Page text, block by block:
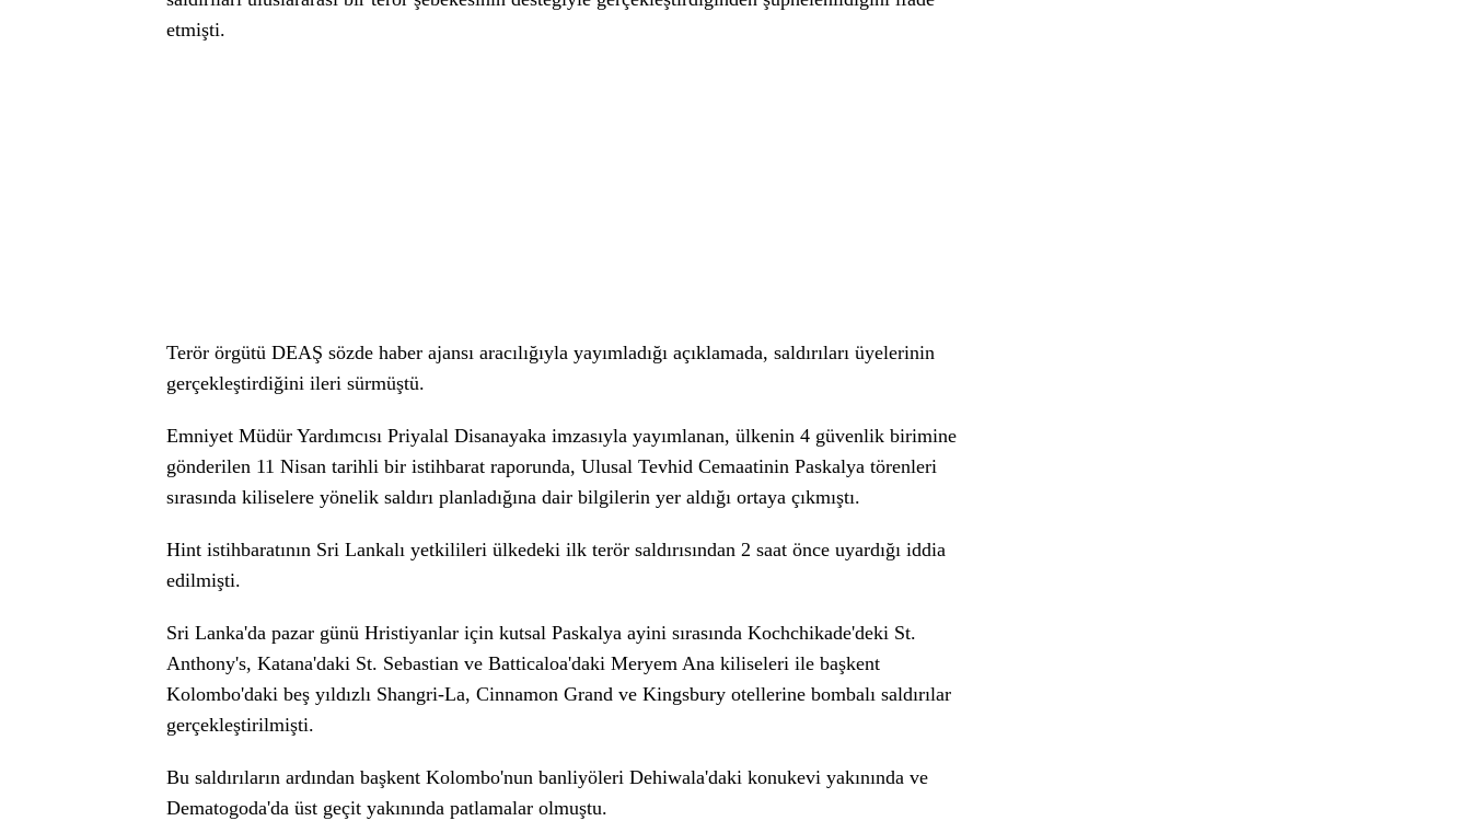
etmişti.
Terör örgütü DEAŞ sözde haber ajansı aracılığıyla yayımladığı açıklamada, saldırıları üyelerinin
gerçekleştirdiğini ileri sürmüştü.
Emniyet Müdür Yardımcısı Priyalal Disanayaka imzasıyla yayımlanan, ülkenin 4 güvenlik birimine
gönderilen 11 Nisan tarihli bir istihbarat raporunda, Ulusal Tevhid Cemaatinin Paskalya törenleri
sırasında kiliselere yönelik saldırı planladığına dair bilgilerin yer aldığı ortaya çıkmıştı.
Hint istihbaratının Sri Lankalı yetkilileri ülkedeki ilk terör saldırısından 2 saat önce uyardığı iddia
edilmişti.
Sri Lanka'da pazar günü Hristiyanlar için kutsal Paskalya ayini sırasında Kochchikade'deki St.
Anthony's, Katana'daki St. Sebastian ve Batticaloa'daki Meryem Ana kiliseleri ile başkent
Kolombo'daki beş yıldızlı Shangri-La, Cinnamon Grand ve Kingsbury otellerine bombalı saldırılar
gerçekleştirilmişti.
Bu saldırıların ardından başkent Kolombo'nun banliyöleri Dehiwala'daki konukevi yakınında ve
Dematogoda'da üst geçit yakınında patlamalar olmuştu.